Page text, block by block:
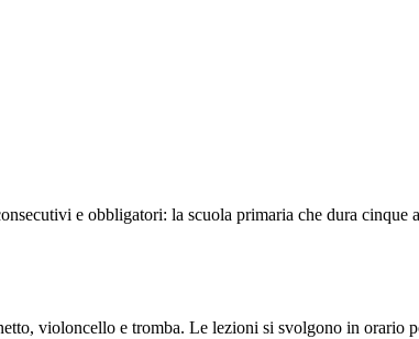
e obbligatori: la scuola primaria che dura cinque
violoncello e tromba. Le lezioni si svolgono in orario